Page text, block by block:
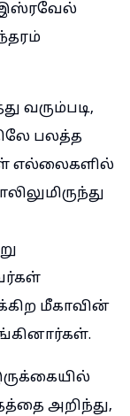
இஸ்ரவேல்
வரும்படி,
பலத்த
எல்லைகளில்
மீகாவின்
அறிந்து,